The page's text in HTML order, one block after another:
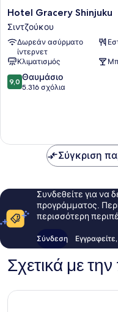
Hotel
Gracery
Shinjuku
Σιντζούκου
Hotel Gracery Shinjuku
Σιντζούκου
Δωρεάν ασύρματο
ίντερνετ
Κλιματισμός
9.0
στα
9,0 Θαυμάσιο
5.316 σχόλια
Σύγκριση
Συνδεθείτε για να
προγράμματος.
περισσότερη
Σύνδεση
Σχετικά με